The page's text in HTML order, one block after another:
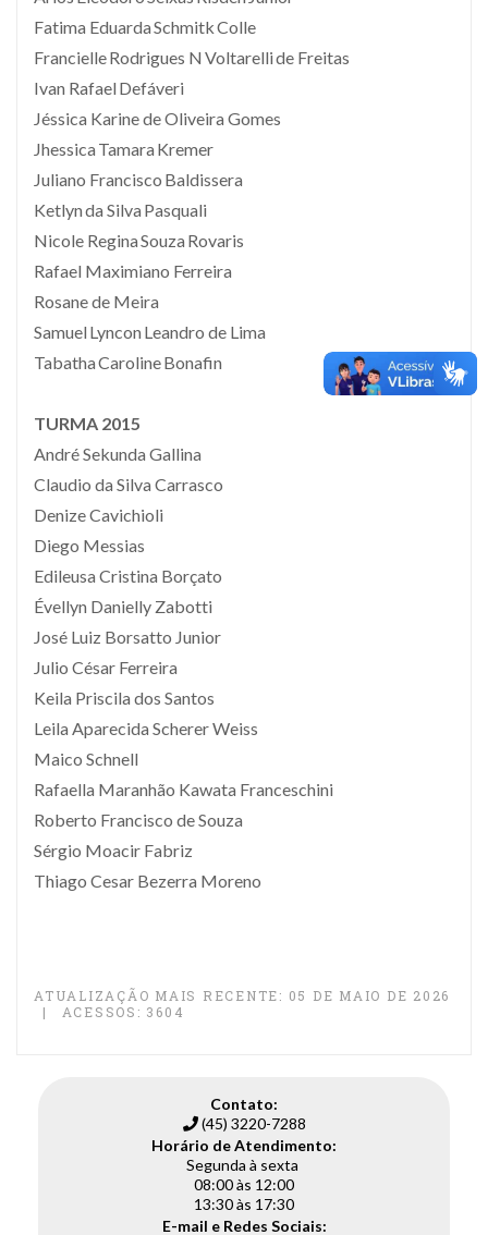
Fatima Eduarda Schmitk Colle
Francielle Rodrigues N Voltarelli de Freitas
Ivan Rafael Defáveri
Jéssica Karine de Oliveira Gomes
Jhessica Tamara Kremer
Juliano Francisco Baldissera
Ketlyn da Silva Pasquali
Nicole Regina Souza Rovaris
Rafael Maximiano Ferreira
Rosane de Meira
Samuel Lyncon Leandro de Lima
Tabatha Caroline Bonafin
TURMA 2015
André Sekunda Gallina
Claudio da Silva Carrasco
Denize Cavichioli
Diego Messias
Edileusa Cristina Borçato
Évellyn Danielly Zabotti
José Luiz Borsatto Junior
Julio César Ferreira
Keila Priscila dos Santos
Leila Aparecida Scherer Weiss
Maico Schnell
Rafaella Maranhão Kawata Franceschini
Roberto Francisco de Souza
Sérgio Moacir Fabriz
Thiago Cesar Bezerra Moreno
ATUALIZAÇÃO MAIS RECENTE: 05 DE MAIO DE 2026
ACESSOS: 3604
Contato:
(45) 3220-7288
Horário de Atendimento:
Segunda à sexta
08:00 às 12:00
13:30 às 17:30
E-mail e Redes Sociais: